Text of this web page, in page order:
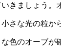
きましょう。
さな光の粒か
色のオーブが